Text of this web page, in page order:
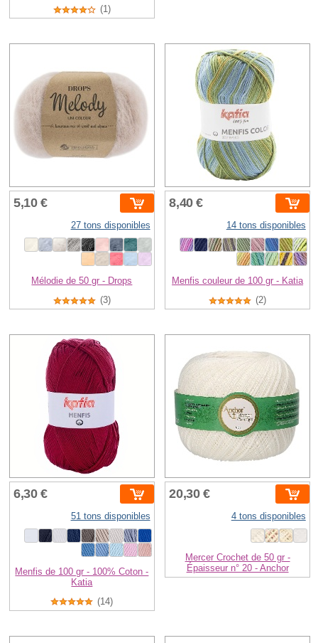
(1)
5,10 €
27 tons disponibles
Mélodie de 50 gr - Drops
(3)
8,40 €
14 tons disponibles
Menfis couleur de 100 gr - Katia
(2)
6,30 €
51 tons disponibles
Menfis de 100 gr - 100% Coton -
Katia
(14)
20,30 €
4 tons disponibles
Mercer Crochet de 50 gr -
Épaisseur n° 20 - Anchor